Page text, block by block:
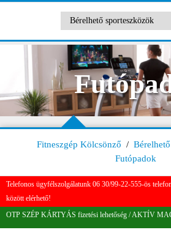
Fitneszgép Kölcsönző /
Futópadok
Telefonos ügyfélszolgálatunk 06 30/99-22-555-ös
között elérhető!
OTP SZÉP KÁRTYÁS fizetési lehetőség / AKTÍV